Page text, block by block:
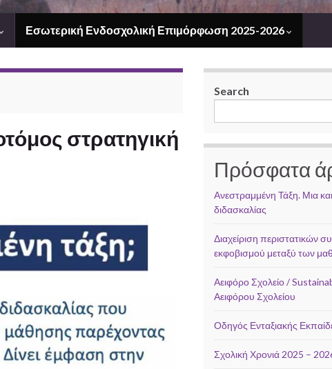
Εσωτερική Ενδοσχολική Επιμόρφωση 2025-2026
στρατηγική
Search
Πρόσφατα
Ανεστραμμένη Τάξη. Μια
διδασκαλίας
Διαχείριση περιστατικών
εκφοβισμού μεταξύ των
Αειφόρο Σχολείο /
Αειφόρου Σχολείου
Οδηγός Ενταξιακής
Σχολική Χρονιά 2025 –